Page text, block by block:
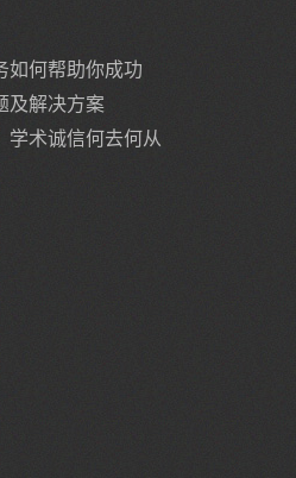
如何帮助你成功
及解决方案
学术诚信何去何从